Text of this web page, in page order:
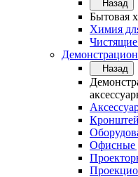
Назад
Бытовая
Химия
Чистящие
Назад
Офисные